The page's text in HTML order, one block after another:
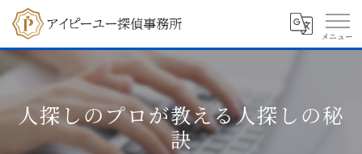
人探しのプロが教える人探しの秘
訣